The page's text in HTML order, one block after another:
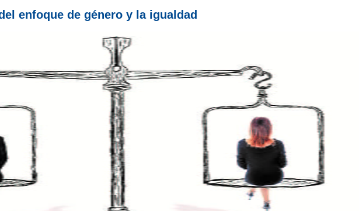
enfoque de género y la igualdad